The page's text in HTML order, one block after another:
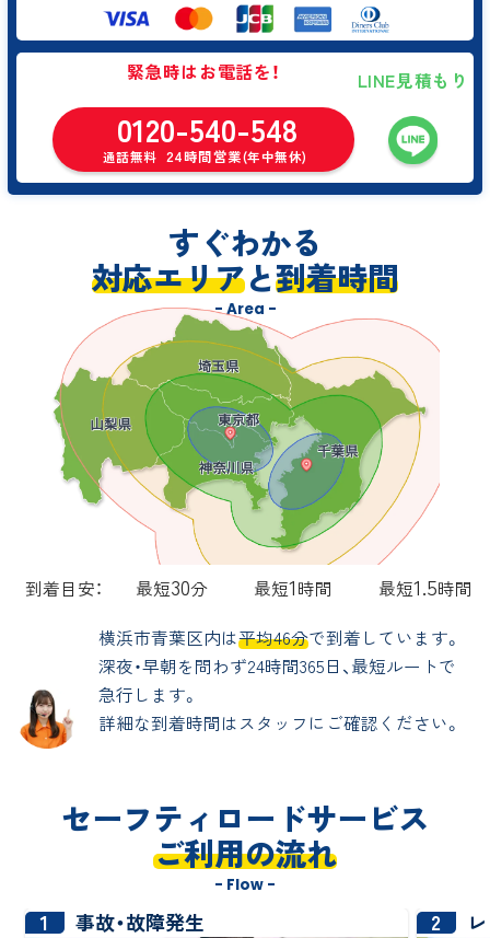
緊急時はお電話を！
0120-540-548
通話無料 24時間営業(年中無休)
LINE見積もり
すぐわかる
対応エリアと到着時間
- Area -
到着目安： 最短30分 最短1時間 最短1.5時間
横浜市青葉区内は平均46分で到着しています。
深夜・早朝を問わず24時間365日、最短ルートで
急行します。
詳細な到着時間はスタッフにご確認ください。
セーフティロードサービス
ご利用の流れ
- Flow -
1 事故・故障発生 2